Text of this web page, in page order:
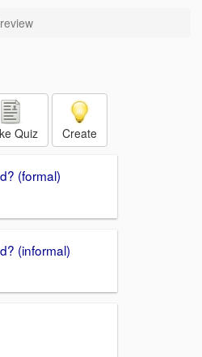
Quiz Create
(formal)
(informal)